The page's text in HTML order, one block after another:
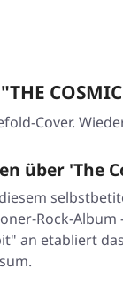
COSMIC
Cover.
über 'The
Rock-
an etabliert